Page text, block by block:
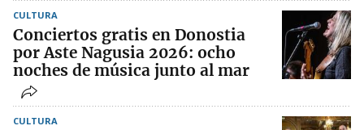
CULTURA
Conciertos gratis en Donostia
por Aste Nagusia 2026: ocho
noches de música junto al mar
CULTURA